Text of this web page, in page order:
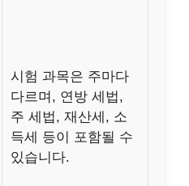
시험 과목은 주마다
다르며, 연방 세법,
주 세법, 재산세, 소
득세 등이 포함될 수
있습니다.